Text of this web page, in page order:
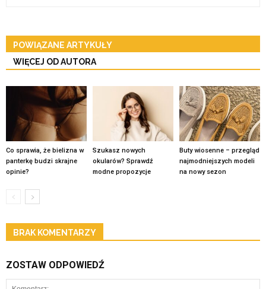
POWIĄZANE ARTYKUŁY
WIĘCEJ OD AUTORA
Co sprawia, że bielizna w
panterkę budzi skrajne
opinie?
Szukasz nowych
okularów? Sprawdź
modne propozycje
Buty wiosenne – przegląd
najmodniejszych modeli
na nowy sezon
BRAK KOMENTARZY
ZOSTAW ODPOWIEDŹ